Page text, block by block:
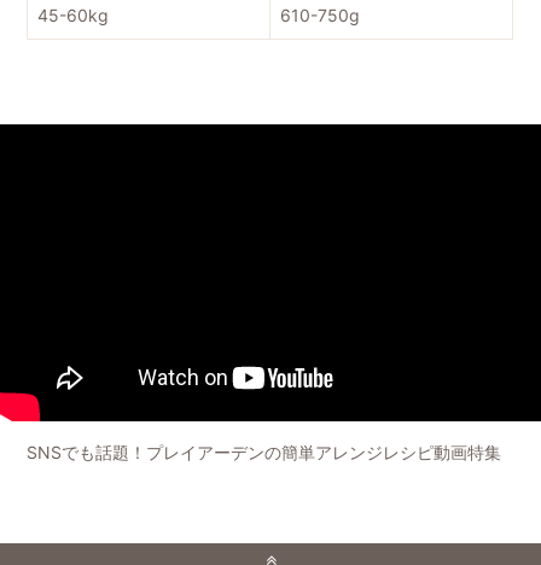
45-60kg 610-750g
SNSでも話題！プレイアーデンの簡単アレンジレシピ動画特集